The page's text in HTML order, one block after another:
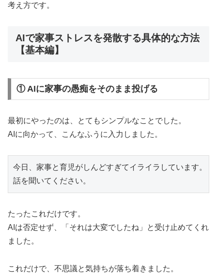
考え方です。
AIで家事ストレスを発散する具体的な方法
【基本編】
① AIに家事の愚痴をそのまま投げる
最初にやったのは、とてもシンプルなことでした。
AIに向かって、こんなふうに入力しました。
今日、家事と育児がしんどすぎてイライラしています。
たったこれだけです。
AIは否定せず、「それは大変でしたね」と受け止めてくれ
ました。
これだけで、不思議と気持ちが落ち着きました。